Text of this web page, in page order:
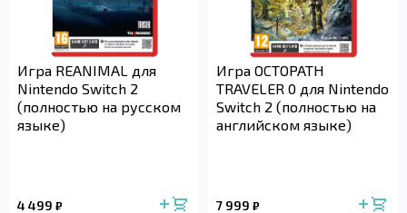
Игра REANIMAL для
Nintendo Switch 2
(полностью на русском
языке)
4 499 ₽
Игра OCTOPATH
TRAVELER 0 для Nintendo
Switch 2 (полностью на
английском языке)
7 999 ₽